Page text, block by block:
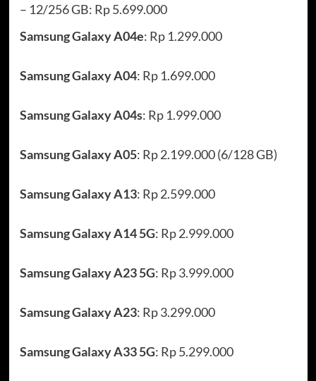
– 12/256 GB: Rp 5.699.000
Samsung Galaxy A04e: Rp 1.299.000
Samsung Galaxy A04: Rp 1.699.000
Samsung Galaxy A04s: Rp 1.999.000
Samsung Galaxy A05: Rp 2.199.000 (6/128 GB)
Samsung Galaxy A13: Rp 2.599.000
Samsung Galaxy A14 5G: Rp 2.999.000
Samsung Galaxy A23 5G: Rp 3.999.000
Samsung Galaxy A23: Rp 3.299.000
Samsung Galaxy A33 5G: Rp 5.299.000